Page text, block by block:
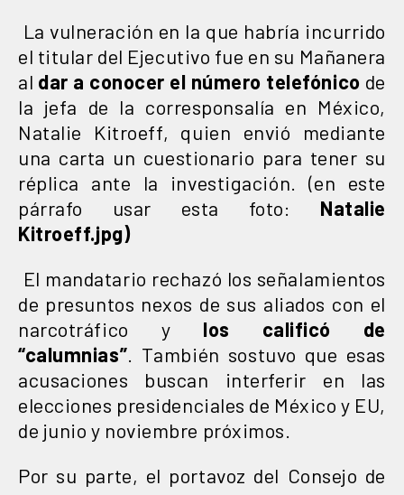
La vulneración en la que habría incurrido
el titular del Ejecutivo fue en su Mañanera
al dar a conocer el número telefónico de
la jefa de la corresponsalía en México,
Natalie Kitroeff, quien envió mediante
una carta un cuestionario para tener su
réplica ante la investigación. (en este
párrafo usar esta foto: Natalie
Kitroeff.jpg)
El mandatario rechazó los señalamientos
de presuntos nexos de sus aliados con el
narcotráfico y los calificó de
“calumnias” . También sostuvo que esas
acusaciones buscan interferir en las
elecciones presidenciales de México y EU,
de junio y noviembre próximos.
Por su parte, el portavoz del Consejo de